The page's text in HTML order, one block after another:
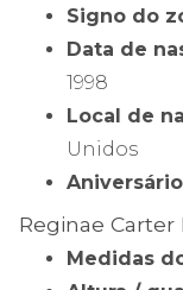
Signo do
Data de
1998
Local de
Unidos
Reginae
Medidas